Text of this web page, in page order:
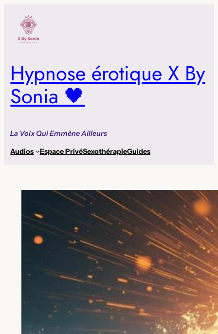
contenu
Hypnose érotique X By
Sonia 🖤
La Voix Qui Emmène Ailleurs
Audios Espace PrivéSexothérapieGuides